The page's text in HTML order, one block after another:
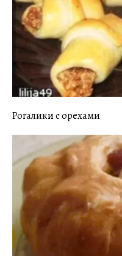
Рогалики с орехами